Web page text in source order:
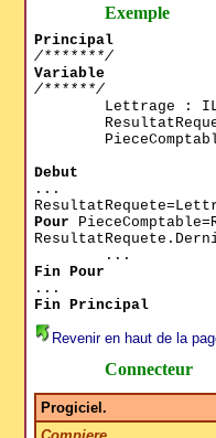
Exemple
Principal
/*******/
Variable
/******/
Lettrage :
Debut
...
Pour
...
Fin Pour
...
Fin Principal
Revenir en haut de la
Connecteur
Progiciel.